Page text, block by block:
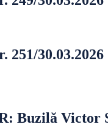
251/30.03.2026
Buzilă Victor